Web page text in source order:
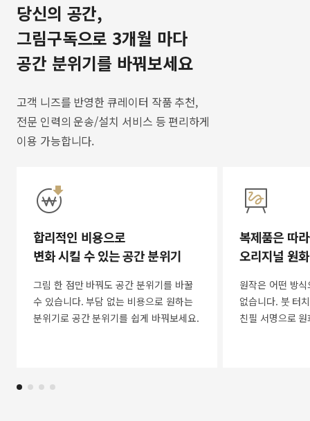
당신의 공간,
그림구독으로 3개월 마다
공간 분위기를 바꿔보세요
고객 니즈를 반영한 큐레이터 작품 추천,
전문 인력의 운송/설치 서비스 등 편리하게
이용 가능합니다.
합리적인 비용으로
변화 시킬 수 있는 공간 분위기
그림 한 점만 바꿔도 공간 분위기를 바꿀
수 있습니다. 부담 없는 비용으로 원하는
분위기로 공간 분위기를 쉽게 바꿔보세요.
복제품은 따
오리지널 원
원작은 어떤 방
없습니다. 붓 터
친필 서명으로